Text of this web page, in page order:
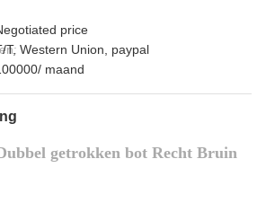
price
T, Western Union, paypal
maand
getrokken bot Recht Bruin